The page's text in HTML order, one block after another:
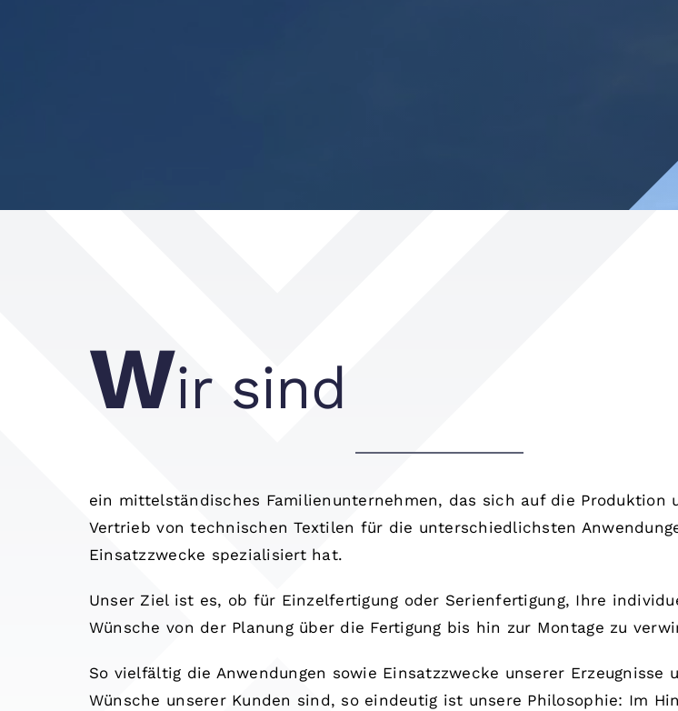
Wir sind
ein mittelständisches Familienunternehmen, das sich auf die Produktion
Vertrieb von technischen Textilen für die unterschiedlichsten
Einsatzzwecke spezialisiert hat.
Unser Ziel ist es, ob für Einzelfertigung oder Serienfertigung, Ihre
Wünsche von der Planung über die Fertigung bis hin zur Montage zu
So vielfältig die Anwendungen sowie Einsatzzwecke unserer Erzeugnisse
Wünsche unserer Kunden sind, so eindeutig ist unsere Philosophie: Im